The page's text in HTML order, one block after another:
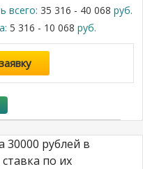
всего: 35 316 - 40 068 руб.
5 316 - 10 068 руб.
рублей в
по их